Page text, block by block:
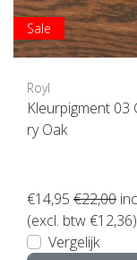
Sale
Royl
Kleurpigment 03
ry Oak
€14,95 €22,00
(excl. btw €12,36)
Vergelijk